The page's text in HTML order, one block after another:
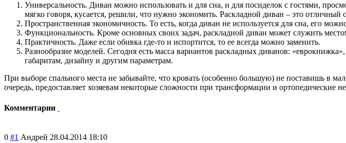
Универсальность. Диван можно использовать и для сна, и для посиделок с гостями,
мягко говоря, кусается, решили, что нужно экономить. Раскладной диван – это
Пространственная экономичность. То есть, когда диван не используется для сна, его
Функциональность. Кроме основных своих задач, раскладной диван может служить
Практичность. Даже если обивка где-то и испортится, то ее всегда можно заменить.
Разнообразие моделей. Сегодня есть масса вариантов раскладных диванов:
габаритам, дизайну и другим параметрам.
При выборе спального места не забывайте, что кровать (особенно большую) не поставишь в
очередь, предоставляет хозяевам некоторые сложности при трансформации и ортопедические
Комментарии
0 #1 Андрей 28.04.2014 18:10